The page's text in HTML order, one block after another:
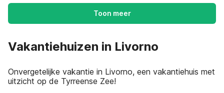
Toon meer
Vakantiehuizen in Livorno
Onvergetelijke vakantie in Livorno, een vakantiehuis met
uitzicht op de Tyrreense Zee!